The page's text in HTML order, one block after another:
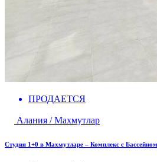
ПРОДАЕТСЯ
Алания / Махмутлар
Студия 1+0 в Махмутларе – Комплекс с